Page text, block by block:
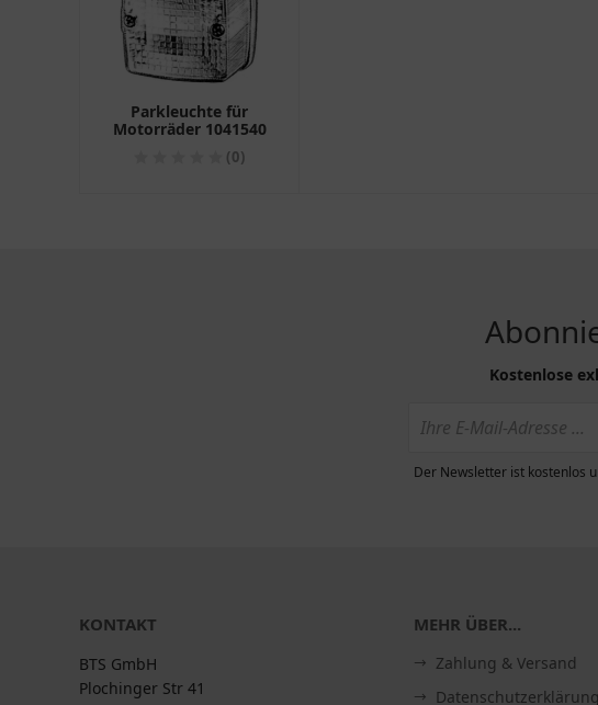
Parkleuchte für
Motorräder 1041540
(0)
Kostenlose
Der Newsletter ist kostenlos
KONTAKT
BTS GmbH
Plochinger Str 41
MEHR ÜBER...
Zahlung & Versand
Datenschutzerklärung